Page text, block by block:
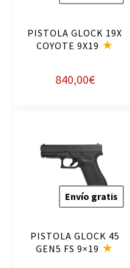
PISTOLA GLOCK 19X
COYOTE 9X19
840,00€
Envío gratis
PISTOLA GLOCK 45
GEN5 FS 9×19